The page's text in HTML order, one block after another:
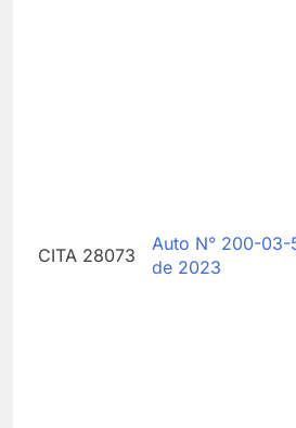
CITA 28073
Auto N° 200-
de 2023